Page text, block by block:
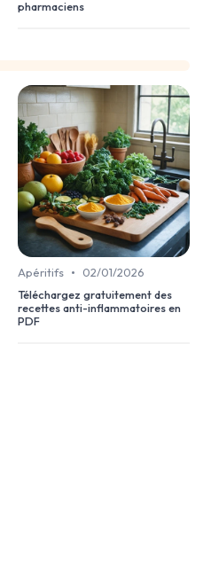
pharmaciens
Apéritifs •
02/01/2026
Téléchargez gratuitement des
recettes anti-inflammatoires en
PDF